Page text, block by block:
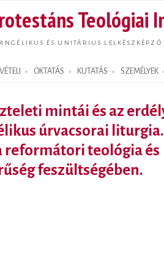
Teológiai
ÉS UNITÁRIUS LELKÉSZKÉPZŐ
OKTATÁS KUTATÁS SZEMÉLYEK
mintái és az
úrvacsorai liturgia.
reformátori teológia és
feszültségében.